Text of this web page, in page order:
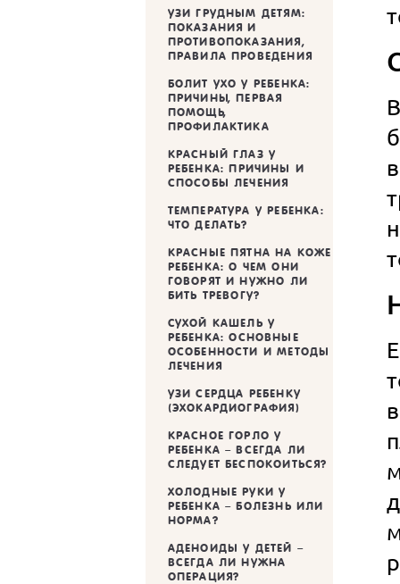
УЗИ ГРУДНЫМ ДЕТЯМ:
ПОКАЗАНИЯ И
ПРОТИВОПОКАЗАНИЯ,
ПРАВИЛА ПРОВЕДЕНИЯ
БОЛИТ УХО У РЕБЕНКА:
ПРИЧИНЫ, ПЕРВАЯ
ПОМОЩЬ,
ПРОФИЛАКТИКА
КРАСНЫЙ ГЛАЗ У
РЕБЕНКА: ПРИЧИНЫ И
СПОСОБЫ ЛЕЧЕНИЯ
ТЕМПЕРАТУРА У РЕБЕНКА:
ЧТО ДЕЛАТЬ?
КРАСНЫЕ ПЯТНА НА КОЖЕ
РЕБЕНКА: О ЧЕМ ОНИ
ГОВОРЯТ И НУЖНО ЛИ
БИТЬ ТРЕВОГУ?
CУХОЙ КАШЕЛЬ У
РЕБЕНКА: ОСНОВНЫЕ
ОСОБЕННОСТИ И МЕТОДЫ
ЛЕЧЕНИЯ
УЗИ СЕРДЦА РЕБЕНКУ
(ЭХОКАРДИОГРАФИЯ)
КРАСНОЕ ГОРЛО У
РЕБЕНКА – ВСЕГДА ЛИ
СЛЕДУЕТ БЕСПОКОИТЬСЯ?
ХОЛОДНЫЕ РУКИ У
РЕБЕНКА – БОЛЕЗНЬ ИЛИ
НОРМА?
АДЕНОИДЫ У ДЕТЕЙ –
ВСЕГДА ЛИ НУЖНА
ОПЕРАЦИЯ?